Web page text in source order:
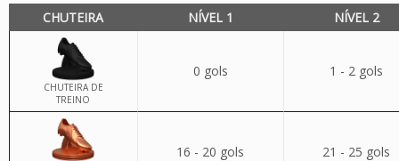
CHUTEIRA NÍVEL 1 NÍVEL 2
CHUTEIRA DE
TREINO
0 gols 1 - 2 gols
16 - 20 gols 21 - 25 gols